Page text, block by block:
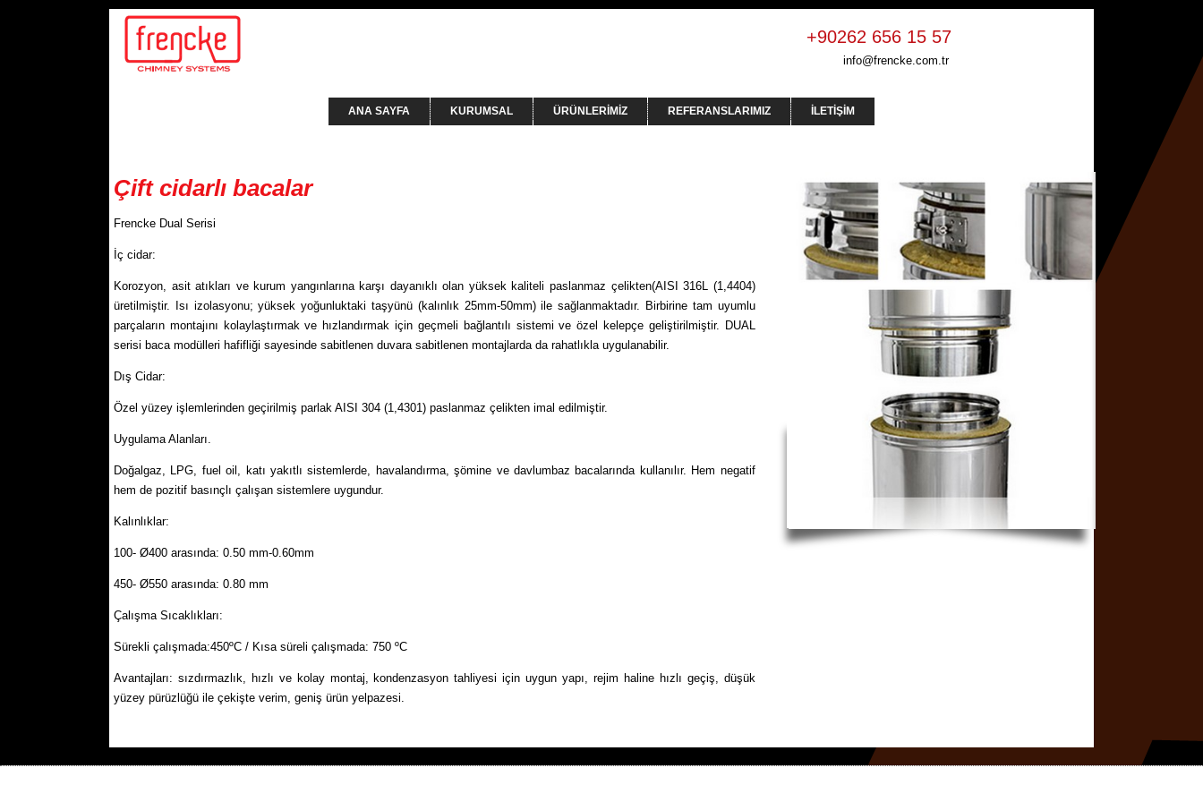
+90262 656 15 57
info@frencke.com.tr
ANA SAYFA KURUMSAL ÜRÜNLERİMİZ REFERANSLARIMIZ İLETİŞİM
Çift cidarlı bacalar
Frencke Dual Serisi
İç cidar:
Korozyon, asit atıkları ve kurum yangınlarına karşı dayanıklı olan yüksek kaliteli paslanmaz çelikten(AISI 316L (1,4404)
üretilmiştir. Isı izolasyonu; yüksek yoğunluktaki taşyünü (kalınlık 25mm-50mm) ile sağlanmaktadır. Birbirine tam uyumlu
parçaların montajını kolaylaştırmak ve hızlandırmak için geçmeli bağlantılı sistemi ve özel kelepçe geliştirilmiştir. DUAL
serisi baca modülleri hafifliği sayesinde sabitlenen duvara sabitlenen montajlarda da rahatlıkla uygulanabilir.
Dış Cidar:
Özel yüzey işlemlerinden geçirilmiş parlak AISI 304 (1,4301) paslanmaz çelikten imal edilmiştir.
Uygulama Alanları.
Doğalgaz, LPG, fuel oil, katı yakıtlı sistemlerde, havalandırma, şömine ve davlumbaz bacalarında kullanılır. Hem negatif
hem de pozitif basınçlı çalışan sistemlere uygundur.
Kalınlıklar:
100- Ø400 arasında: 0.50 mm-0.60mm
450- Ø550 arasında: 0.80 mm
Çalışma Sıcaklıkları:
Sürekli çalışmada:450ºC / Kısa süreli çalışmada: 750 ºC
Avantajları: sızdırmazlık, hızlı ve kolay montaj, kondenzasyon tahliyesi için uygun yapı, rejim haline hızlı geçiş, düşük
yüzey pürüzlüğü ile çekişte verim, geniş ürün yelpazesi.